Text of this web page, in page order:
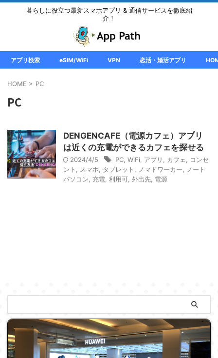
暮らしに役立つ最新スマホアプリ & 通信サービスを徹底紹
介！
アプリ検索 eSIM/WiFi VPN 恋活・婚活アプリ
HOME > PC
PC
DENGENCAFE（電源カフェ）アプリ
は近くの充電ができるカフェを探せる
2024/4/5 PC WiFi アプリ カフェ
コンセ
ント
スマホ タブレット ノマドワーカー
ノート
パソコン
充電 利用可 外出先 電源